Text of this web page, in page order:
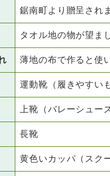
鋸南町より贈呈され
タオル地の物が望ま
薄地の布で作ると使
運動靴（履きやすい
上靴（バレーシュー
長靴
黄色いカッパ（スク